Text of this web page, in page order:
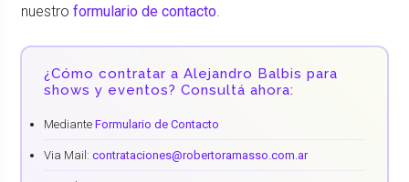
nuestro formulario de contacto.
¿Cómo contratar a Alejandro Balbis para
shows y eventos? Consultá ahora:
Mediante Formulario de Contacto
Via Mail: contrataciones@robertoramasso.com.ar